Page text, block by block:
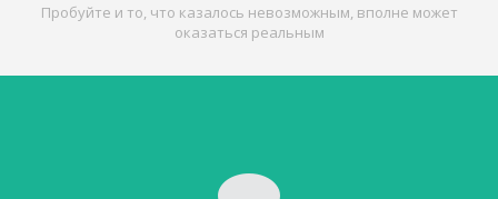
Пробуйте и то, что казалось невозможным, вполне может
оказаться реальным